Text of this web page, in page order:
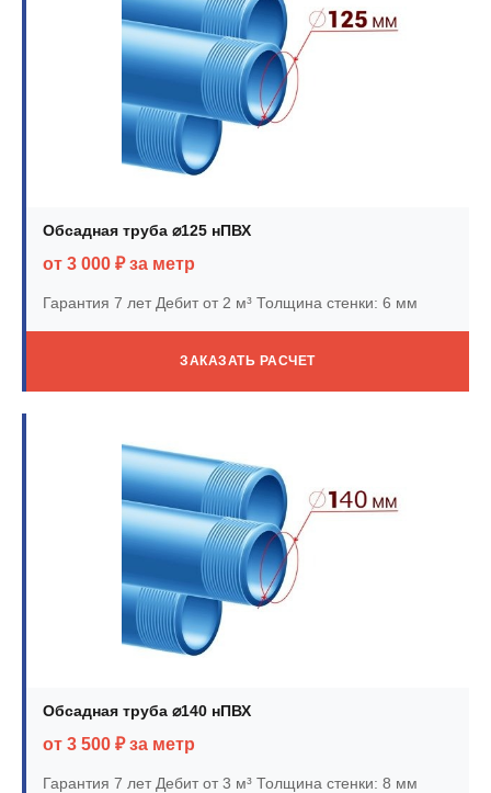
Обсадная труба ⌀125 нПВХ
от 3 000 ₽ за метр
Гарантия 7 летДебит от 2 м³ Толщина стенки: 6 мм
ЗАКАЗАТЬ РАСЧЕТ
Обсадная труба ⌀140 нПВХ
от 3 500 ₽ за метр
Гарантия 7 летДебит от 3 м³ Толщина стенки: 8 мм